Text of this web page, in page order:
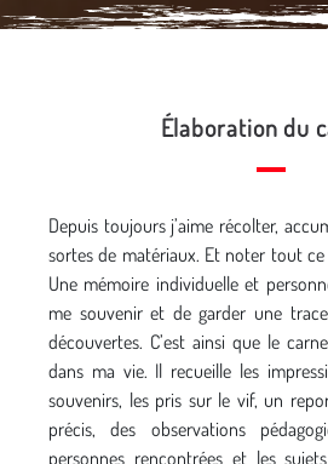
Élaboration du
Depuis toujours j’aime récolter,
sortes de matériaux. Et noter tout ce
Une mémoire individuelle et
me souvenir et de garder une
découvertes. C’est ainsi que le
dans ma vie. Il recueille les
souvenirs, les pris sur le vif, un
précis, des observations
personnes rencontrées et les